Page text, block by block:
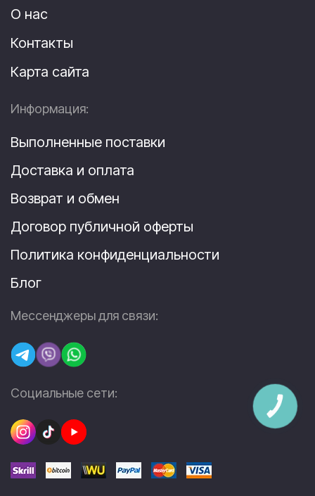
О нас
Контакты
Карта сайта
Информация:
Выполненные поставки
Доставка и оплата
Возврат и обмен
Договор публичной оферты
Политика конфиденциальности
Блог
Мессенджеры для связи:
Социальные сети:
КНОПКА
ЗВ'ЯЗКУ